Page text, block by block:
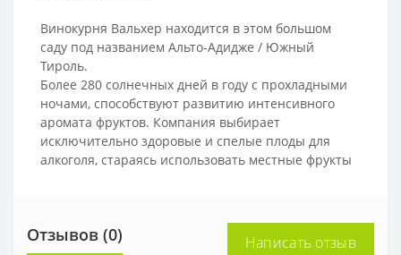
Винокурня Вальхер находится в этом большом
саду под названием Альто-Адидже / Южный
Тироль.
Более 280 солнечных дней в году с прохладными
ночами, способствуют развитию интенсивного
аромата фруктов. Компания выбирает
исключительно здоровые и спелые плоды для
алкоголя, стараясь использовать местные фрукты
Отзывов (0) Написать отзыв